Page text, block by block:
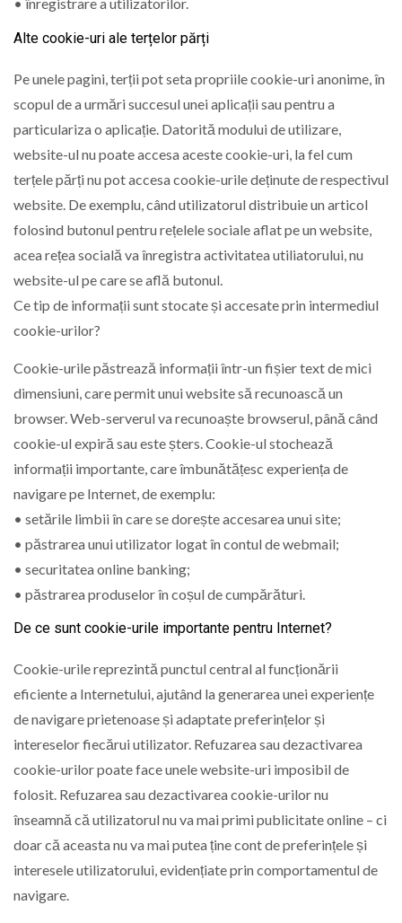
• înregistrare a utilizatorilor.
Alte cookie-uri ale terțelor părți
Pe unele pagini, terții pot seta propriile cookie-uri anonime, în
scopul de a urmări succesul unei aplicații sau pentru a
particulariza o aplicație. Datorită modului de utilizare,
website-ul nu poate accesa aceste cookie-uri, la fel cum
terțele părți nu pot accesa cookie-urile deținute de respectivul
website. De exemplu, când utilizatorul distribuie un articol
folosind butonul pentru rețelele sociale aflat pe un website,
acea rețea socială va înregistra activitatea utiliatorului, nu
website-ul pe care se află butonul.
Ce tip de informații sunt stocate și accesate prin intermediul
cookie-urilor?
Cookie-urile păstrează informații într-un fișier text de mici
dimensiuni, care permit unui website să recunoască un
browser. Web-serverul va recunoaște browserul, până când
cookie-ul expiră sau este șters. Cookie-ul stochează
informații importante, care îmbunătățesc experiența de
navigare pe Internet, de exemplu:
• setările limbii în care se dorește accesarea unui site;
• păstrarea unui utilizator logat în contul de webmail;
• securitatea online banking;
• păstrarea produselor în coșul de cumpărături.
De ce sunt cookie-urile importante pentru Internet?
Cookie-urile reprezintă punctul central al funcționării
eficiente a Internetului, ajutând la generarea unei experiențe
de navigare prietenoase și adaptate preferințelor și
intereselor fiecărui utilizator. Refuzarea sau dezactivarea
cookie-urilor poate face unele website-uri imposibil de
folosit. Refuzarea sau dezactivarea cookie-urilor nu
înseamnă că utilizatorul nu va mai primi publicitate online – ci
doar că aceasta nu va mai putea ține cont de preferințele și
interesele utilizatorului, evidențiate prin comportamentul de
navigare.